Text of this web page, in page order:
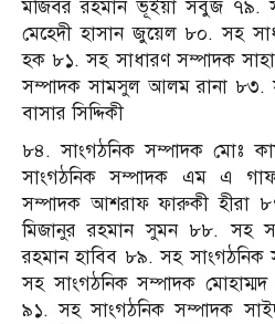
মজিবর রহমান ভূইয়া সবুজ ৭৯.
মেহেদী হাসান জুয়েল ৮০. সহ
হক ৮১. সহ সাধারণ সম্পাদক
সম্পাদক সামসুল আলম রানা
বাসার সিদ্দিকী
৮৪. সাংগঠনিক সম্পাদক মোঃ
সাংগঠনিক সম্পাদক এম এ
সম্পাদক আশরাফ ফারুকী হীরা
মিজানুর রহমান সুমন ৮৮. সহ
রহমান হাবিব ৮৯. সহ
সহ সাংগঠনিক সম্পাদক মোহাম্মদ
৯১. সহ সাংগঠনিক সম্পাদক